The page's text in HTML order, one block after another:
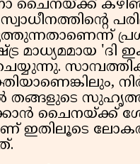
ചൈനയ്ക്ക്
മാധ്യമമായ 'ദി
ചെയ്യുന്നു.
തങ്ങളുടെ
ചൈനയ്ക്ക്
ഇതിലൂടെ